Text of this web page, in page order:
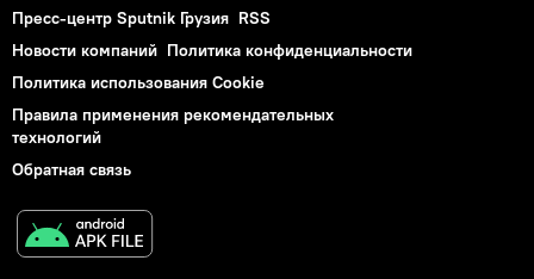
Пресс-центр Sputnik Грузия RSS
Новости компаний Политика конфиденциальности
Политика использования Cookie
Правила применения рекомендательных
технологий
Обратная связь